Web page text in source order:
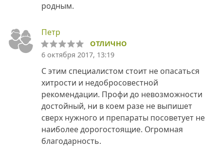
родным.
Петр
ОТЛИЧНО
6 октября 2017, 13:19
С этим специалистом стоит не опасаться
хитрости и недобросовестной
рекомендации. Профи до невозможности
достойный, ни в коем разе не выпишет
сверх нужного и препараты посоветует не
наиболее дорогостоящие. Огромная
благодарность.